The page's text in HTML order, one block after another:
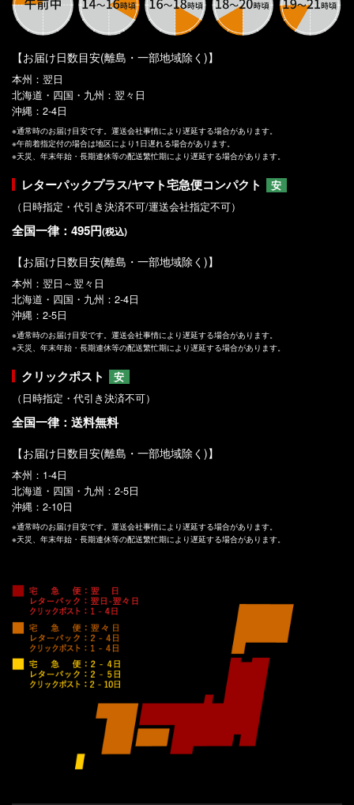
【お届け日数目安(離島・一部地域除く)】
本州：翌日
北海道・四国・九州：翌々日
沖縄：2-4日
※通常時のお届け目安です。運送会社事情により遅延する場合があります。
※午前着指定付の場合は地区により1日遅れる場合があります。
※天災、年末年始・長期連休等の配送繁忙期により遅延する場合があります。
レターパックプラス/ヤマト宅急便コンパクト
安
（日時指定・代引き決済不可/運送会社指定不可）
全国一律：495円(税込)
【お届け日数目安(離島・一部地域除く)】
本州：翌日～翌々日
北海道・四国・九州：2-4日
沖縄：2-5日
※通常時のお届け目安です。運送会社事情により遅延する場合があります。
※天災、年末年始・長期連休等の配送繁忙期により遅延する場合があります。
クリックポスト
安
（日時指定・代引き決済不可）
全国一律：送料無料
【お届け日数目安(離島・一部地域除く)】
本州：1-4日
北海道・四国・九州：2-5日
沖縄：2-10日
※通常時のお届け目安です。運送会社事情により遅延する場合があります。
※天災、年末年始・長期連休等の配送繁忙期により遅延する場合があります。